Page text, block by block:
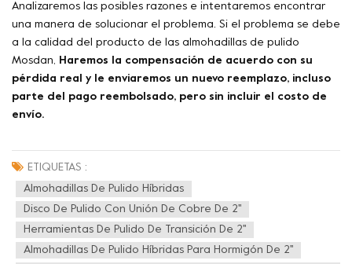
Analizaremos las posibles razones e intentaremos encontrar
una manera de solucionar el problema. Si el problema se debe
a la calidad del producto de las almohadillas de pulido
Mosdan, Haremos la compensación de acuerdo con su
pérdida real y le enviaremos un nuevo reemplazo, incluso
parte del pago reembolsado, pero sin incluir el costo de
envío.
ETIQUETAS :
Almohadillas De Pulido Híbridas
Disco De Pulido Con Unión De Cobre De 2''
Herramientas De Pulido De Transición De 2''
Almohadillas De Pulido Híbridas Para Hormigón De 2''